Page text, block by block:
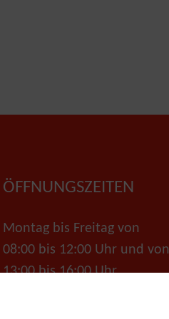
ÖFFNUNGSZEITEN
Montag bis Freitag von
08:00 bis 12:00 Uhr und von
13:00 bis 16:00 Uhr